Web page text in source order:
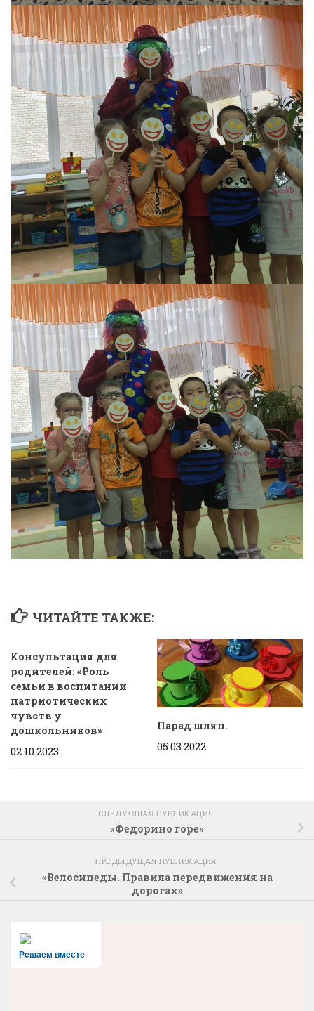
ЧИТАЙТЕ ТАКЖЕ:
Консультация для
родителей: «Роль
семьи в воспитании
патриотических
чувств у
дошкольников»
02.10.2023
Парад шляп.
05.03.2022
СЛЕДУЮЩАЯ ПУБЛИКАЦИЯ
«Федорино горе»
ПРЕДЫДУЩАЯ ПУБЛИКАЦИЯ
«Велосипеды. Правила передвижения на
дорогах»
Решаем вместе